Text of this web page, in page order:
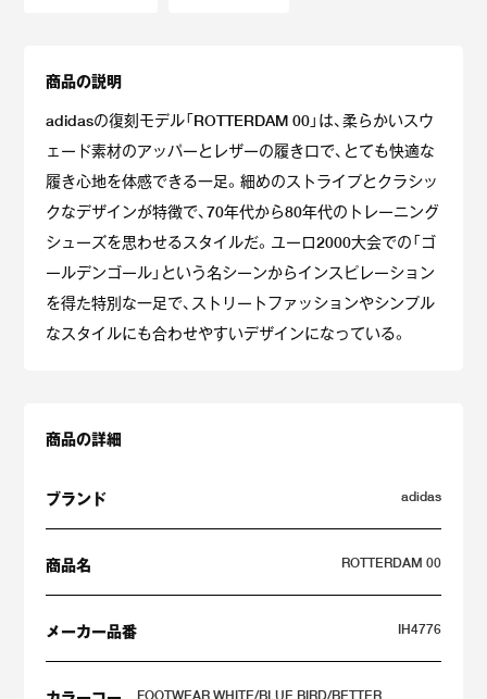
商品の説明
adidasの復刻モデル「ROTTERDAM 00」は、柔らかいスウ
ェード素材のアッパーとレザーの履き口で、とても快適な
履き心地を体感できる一足。細めのストライプとクラシッ
クなデザインが特徴で、70年代から80年代のトレーニング
シューズを思わせるスタイルだ。ユーロ2000大会での「ゴ
ールデンゴール」という名シーンからインスピレーション
を得た特別な一足で、ストリートファッションやシンプル
なスタイルにも合わせやすいデザインになっている。
商品の詳細
ブランド adidas
商品名 ROTTERDAM 00
メーカー品番 IH4776
FOOTWEAR WHITE/BLUE BIRD/BETTER